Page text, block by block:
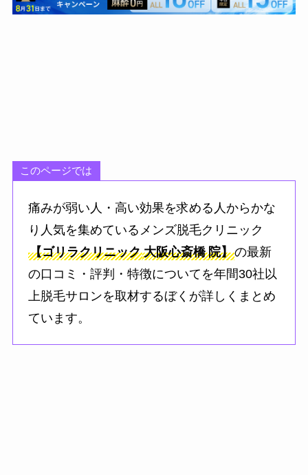
このページでは
痛みが弱い人・高い効果を求める人からかな
り人気を集めているメンズ脱毛クリニック
【ゴリラクリニック 大阪心斎橋 院】の最新
の口コミ・評判・特徴についてを年間30社以
上脱毛サロンを取材するぼくが詳しくまとめ
ています。